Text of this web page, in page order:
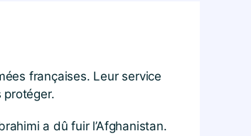
françaises. Leur service
protéger.
a dû fuir l’Afghanistan.